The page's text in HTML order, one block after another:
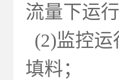
流量下运
(2)监控
填料；